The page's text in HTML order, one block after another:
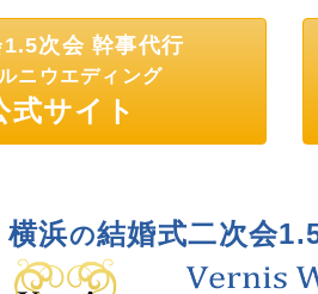
1.5次会 幹事代行
ニウエディング
式サイト
横浜の結婚式二次会